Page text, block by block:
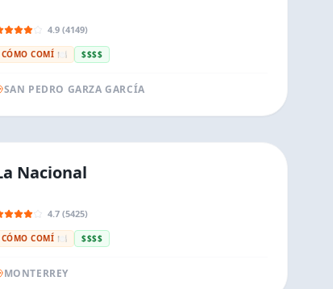
4.9 (4149)
CÓMO COMÍ 🍽️ $$$$
SAN PEDRO GARZA GARCÍA
Nacional
4.7 (5425)
CÓMO COMÍ 🍽️ $$$$
MONTERREY